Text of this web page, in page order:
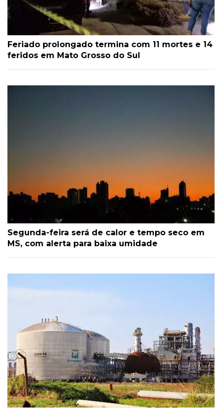
Feriado prolongado termina com 11 mortes e 14
feridos em Mato Grosso do Sul
Segunda-feira será de calor e tempo seco em
MS, com alerta para baixa umidade